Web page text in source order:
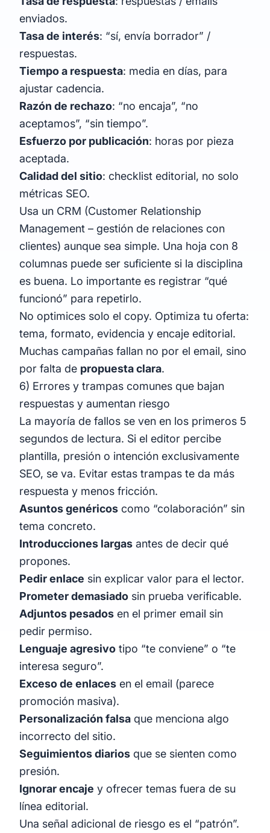
enviados.
Tasa de interés: “sí, envía borrador” /
respuestas.
Tiempo a respuesta: media en días, para
ajustar cadencia.
Razón de rechazo: “no encaja”, “no
aceptamos”, “sin tiempo”.
Esfuerzo por publicación: horas por pieza
aceptada.
Calidad del sitio: checklist editorial, no solo
métricas SEO.
Usa un CRM (Customer Relationship
Management – gestión de relaciones con
clientes) aunque sea simple. Una hoja con 8
columnas puede ser suficiente si la disciplina
es buena. Lo importante es registrar “qué
funcionó” para repetirlo.
No optimices solo el copy. Optimiza tu oferta:
tema, formato, evidencia y encaje editorial.
Muchas campañas fallan no por el email, sino
por falta de propuesta clara.
6) Errores y trampas comunes que bajan
respuestas y aumentan riesgo
La mayoría de fallos se ven en los primeros 5
segundos de lectura. Si el editor percibe
plantilla, presión o intención exclusivamente
SEO, se va. Evitar estas trampas te da más
respuesta y menos fricción.
Asuntos genéricos como “colaboración” sin
tema concreto.
Introducciones largas antes de decir qué
propones.
Pedir enlace sin explicar valor para el lector.
Prometer demasiado sin prueba verificable.
Adjuntos pesados en el primer email sin
pedir permiso.
Lenguaje agresivo tipo “te conviene” o “te
interesa seguro”.
Exceso de enlaces en el email (parece
promoción masiva).
Personalización falsa que menciona algo
incorrecto del sitio.
Seguimientos diarios que se sienten como
presión.
Ignorar encaje y ofrecer temas fuera de su
línea editorial.
Una señal adicional de riesgo es el “patrón”.